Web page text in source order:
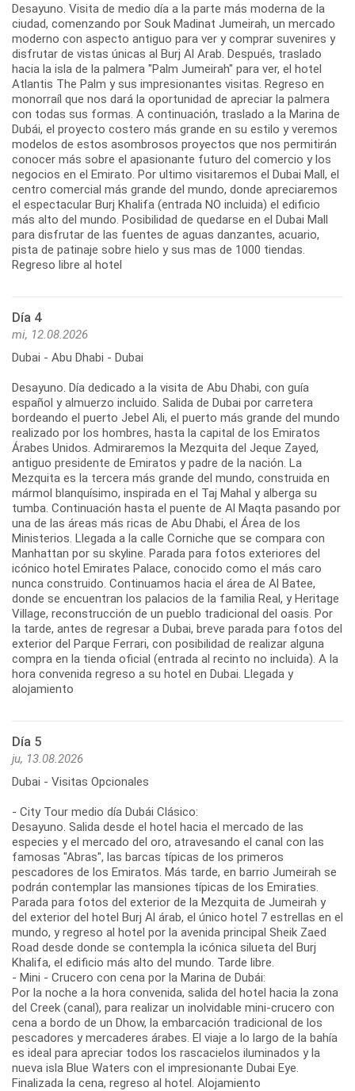
Desayuno. Visita de medio día a la parte más moderna de la
ciudad, comenzando por Souk Madinat Jumeirah, un mercado
moderno con aspecto antiguo para ver y comprar suvenires y
disfrutar de vistas únicas al Burj Al Arab. Después, traslado
hacia la isla de la palmera "Palm Jumeirah" para ver, el hotel
Atlantis The Palm y sus impresionantes visitas. Regreso en
monorraíl que nos dará la oportunidad de apreciar la palmera
con todas sus formas. A continuación, traslado a la Marina de
Dubái, el proyecto costero más grande en su estilo y veremos
modelos de estos asombrosos proyectos que nos permitirán
conocer más sobre el apasionante futuro del comercio y los
negocios en el Emirato. Por ultimo visitaremos el Dubai Mall, el
centro comercial más grande del mundo, donde apreciaremos
el espectacular Burj Khalifa (entrada NO incluida) el edificio
más alto del mundo. Posibilidad de quedarse en el Dubai Mall
para disfrutar de las fuentes de aguas danzantes, acuario,
pista de patinaje sobre hielo y sus mas de 1000 tiendas.
Regreso libre al hotel
Día 4
mi, 12.08.2026
Dubai - Abu Dhabi - Dubai
Desayuno. Día dedicado a la visita de Abu Dhabi, con guía
español y almuerzo incluido. Salida de Dubai por carretera
bordeando el puerto Jebel Ali, el puerto más grande del mundo
realizado por los hombres, hasta la capital de los Emiratos
Árabes Unidos. Admiraremos la Mezquita del Jeque Zayed,
antiguo presidente de Emiratos y padre de la nación. La
Mezquita es la tercera más grande del mundo, construida en
mármol blanquísimo, inspirada en el Taj Mahal y alberga su
tumba. Continuación hasta el puente de Al Maqta pasando por
una de las áreas más ricas de Abu Dhabi, el Área de los
Ministerios. Llegada a la calle Corniche que se compara con
Manhattan por su skyline. Parada para fotos exteriores del
icónico hotel Emirates Palace, conocido como el más caro
nunca construido. Continuamos hacia el área de Al Batee,
donde se encuentran los palacios de la familia Real, y Heritage
Village, reconstrucción de un pueblo tradicional del oasis. Por
la tarde, antes de regresar a Dubai, breve parada para fotos del
exterior del Parque Ferrari, con posibilidad de realizar alguna
compra en la tienda oficial (entrada al recinto no incluida). A la
hora convenida regreso a su hotel en Dubai. Llegada y
alojamiento
Día 5
ju, 13.08.2026
Dubai - Visitas Opcionales
- City Tour medio día Dubái Clásico:
Desayuno. Salida desde el hotel hacia el mercado de las
especies y el mercado del oro, atravesando el canal con las
famosas "Abras", las barcas típicas de los primeros
pescadores de los Emiratos. Más tarde, en barrio Jumeirah se
podrán contemplar las mansiones típicas de los Emiraties.
Parada para fotos del exterior de la Mezquita de Jumeirah y
del exterior del hotel Burj Al árab, el único hotel 7 estrellas en el
mundo, y regreso al hotel por la avenida principal Sheik Zaed
Road desde donde se contempla la icónica silueta del Burj
Khalifa, el edificio más alto del mundo. Tarde libre.
- Mini - Crucero con cena por la Marina de Dubái:
Por la noche a la hora convenida, salida del hotel hacia la zona
del Creek (canal), para realizar un inolvidable mini-crucero con
cena a bordo de un Dhow, la embarcación tradicional de los
pescadores y mercaderes árabes. El viaje a lo largo de la bahía
es ideal para apreciar todos los rascacielos iluminados y la
nueva isla Blue Waters con el impresionante Dubai Eye.
Finalizada la cena, regreso al hotel. Alojamiento